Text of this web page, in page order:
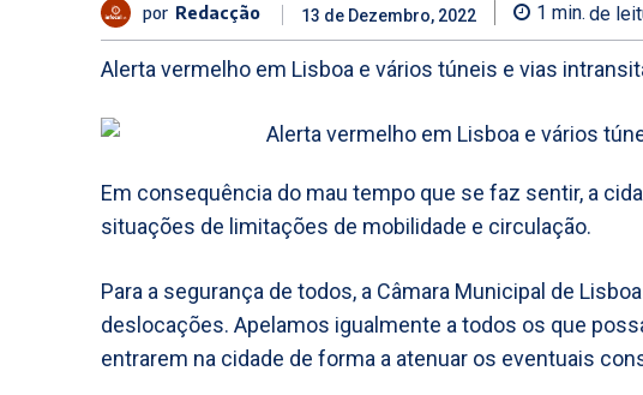
por Redacção 13 de Dezembro, 2022 1 min. de
Alerta vermelho em Lisboa e vários túneis e vias
Em consequência do mau tempo que se faz sentir, a
situações de limitações de mobilidade e circulação.
Para a segurança de todos, a Câmara Municipal de
deslocações. Apelamos igualmente a todos os que
entrarem na cidade de forma a atenuar os eventuais